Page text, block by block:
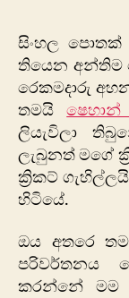
සිංහල
තියෙන අන්තිම
රෙකමදාරු
තමයි
ලියැවිලා
ලැබුනත් මගේ
ක්‍රිකට්
හිටියේ.
ඔය අතරෙ
පරිවර්තනය
කරන්නේ මම